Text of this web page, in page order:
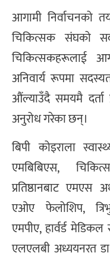
आगामी निर्वाचनको
चिकित्सक संघको
चिकित्सकहरूलाई
अनिवार्य रूपमा
औंल्याउँदै समयमै दर्ता
अनुरोध गरेका छन्।
बिपी कोइराला
एमबिबिएस,
प्रतिष्ठानबाट एमएस
एओए फेलोशिप,
एमपीए, हार्वर्ड
एलएलबी अध्ययनरत